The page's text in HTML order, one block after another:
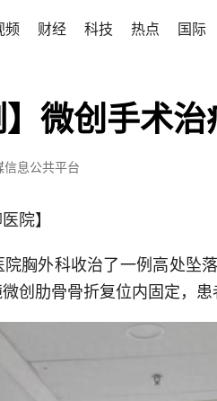
频 财经 科技 热点 国际
】微创手术
信息公共平台
院】
胸外科收治了一例高处坠
创肋骨骨折复位内固定，患